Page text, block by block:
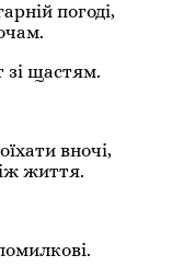
погоді,
зі щастям.
вночі,
життя.